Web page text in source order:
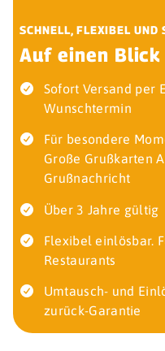
SCHNELL, FLEXIBEL UND
Auf einen Blick
Sofort Versand per
Wunschtermin
Für besondere
Große Grußkarten
Grußnachricht
Über 3 Jahre gültig
Flexibel einlösbar.
Restaurants
Umtausch- und
zurück-Garantie